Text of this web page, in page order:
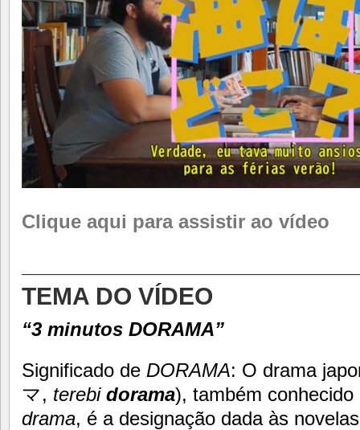
Clique aqui para assistir ao vídeo
TEMA DO VÍDEO
“3 minutos DORAMA”
Significado de DORAMA: O drama
マ, terebi dorama), também
drama, é a designação dada às